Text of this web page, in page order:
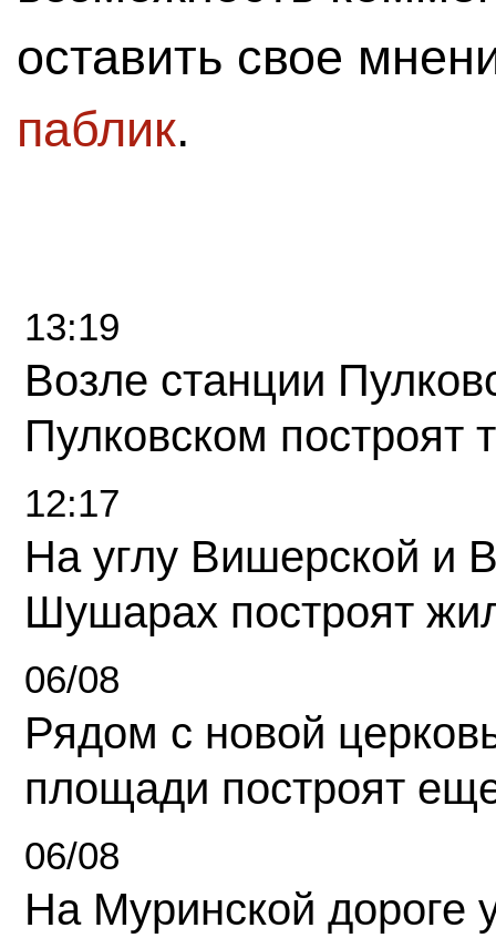
оставить свое
паблик.
13:19
Возле станции
Пулковском построят
12:17
На углу Вишерской и
Шушарах построят
06/08
Рядом с новой
площади построят
06/08
На Муринской дороге